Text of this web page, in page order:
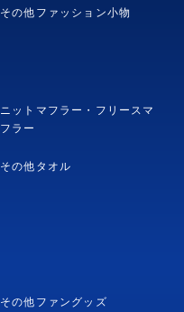
その他ファッション小物
ニットマフラー・フリースマ
フラー
その他タオル
その他ファングッズ